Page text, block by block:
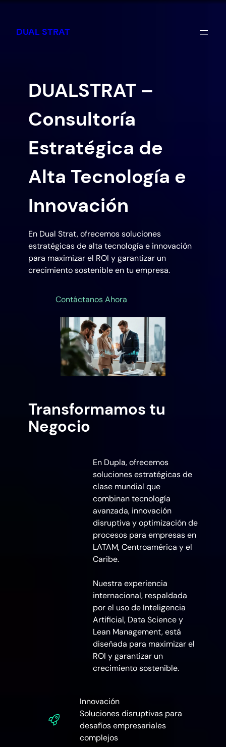
contenido
DUAL STRAT
DUALSTRAT –
Consultoría
Estratégica de
Alta Tecnología e
Innovación
En Dual Strat, ofrecemos soluciones
estratégicas de alta tecnología e innovación
para maximizar el ROI y garantizar un
crecimiento sostenible en tu empresa.
Contáctanos Ahora
Transformamos tu
Negocio
En Dupla, ofrecemos
soluciones estratégicas de
clase mundial que
combinan tecnología
avanzada, innovación
disruptiva y optimización de
procesos para empresas en
LATAM, Centroamérica y el
Caribe.
Nuestra experiencia
internacional, respaldada
por el uso de Inteligencia
Artificial, Data Science y
Lean Management, está
diseñada para maximizar el
ROI y garantizar un
crecimiento sostenible.
Innovación
Soluciones disruptivas para
desafíos empresariales
complejos